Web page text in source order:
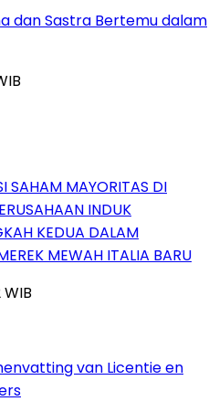
dan Sastra Bertemu dalam
SAHAM MAYORITAS DI
INDUK
KEDUA DALAM
MEWAH ITALIA BARU
van Licentie en